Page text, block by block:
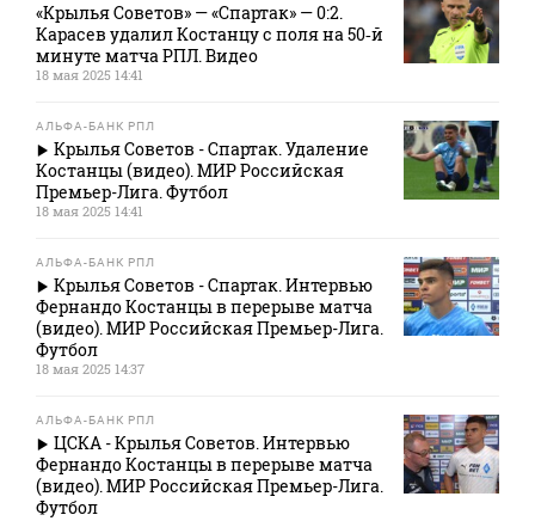
«Крылья Советов» — «Спартак» — 0:2.
Карасев удалил Костанцу с поля на 50‑й
минуте матча РПЛ. Видео
18 мая 2025 14:41
АЛЬФА-БАНК РПЛ
Крылья Советов - Спартак. Удаление
Костанцы (видео). МИР Российская
Премьер-Лига. Футбол
18 мая 2025 14:41
АЛЬФА-БАНК РПЛ
Крылья Советов - Спартак. Интервью
Фернандо Костанцы в перерыве матча
(видео). МИР Российская Премьер-Лига.
Футбол
18 мая 2025 14:37
АЛЬФА-БАНК РПЛ
ЦСКА - Крылья Советов. Интервью
Фернандо Костанцы в перерыве матча
(видео). МИР Российская Премьер-Лига.
Футбол